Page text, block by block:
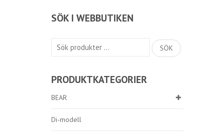
SÖK I WEBBUTIKEN
Sök
SÖK
PRODUKTKATEGORIER
BEAR
Di-modell